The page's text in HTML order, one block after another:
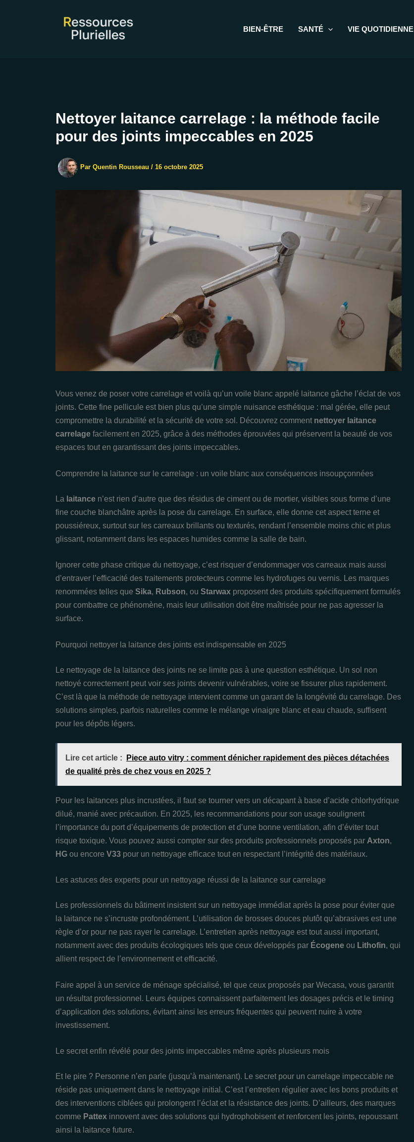
BIEN-ÊTRE SANTÉ VIE QUOTIDIENNE
Nettoyer laitance carrelage : la méthode facile
pour des joints impeccables en 2025
Par Quentin Rousseau / 16 octobre 2025
Vous venez de poser votre carrelage et voilà qu’un voile blanc appelé laitance gâche l’éclat de vos
joints. Cette fine pellicule est bien plus qu’une simple nuisance esthétique : mal gérée, elle peut
compromettre la durabilité et la sécurité de votre sol. Découvrez comment nettoyer laitance
carrelage facilement en 2025, grâce à des méthodes éprouvées qui préservent la beauté de vos
espaces tout en garantissant des joints impeccables.
Comprendre la laitance sur le carrelage : un voile blanc aux conséquences insoupçonnées
La laitance n’est rien d’autre que des résidus de ciment ou de mortier, visibles sous forme d’une
fine couche blanchâtre après la pose du carrelage. En surface, elle donne cet aspect terne et
poussiéreux, surtout sur les carreaux brillants ou texturés, rendant l’ensemble moins chic et plus
glissant, notamment dans les espaces humides comme la salle de bain.
Ignorer cette phase critique du nettoyage, c’est risquer d’endommager vos carreaux mais aussi
d’entraver l’efficacité des traitements protecteurs comme les hydrofuges ou vernis. Les marques
renommées telles que Sika, Rubson, ou Starwax proposent des produits spécifiquement formulés
pour combattre ce phénomène, mais leur utilisation doit être maîtrisée pour ne pas agresser la
surface.
Pourquoi nettoyer la laitance des joints est indispensable en 2025
Le nettoyage de la laitance des joints ne se limite pas à une question esthétique. Un sol non
nettoyé correctement peut voir ses joints devenir vulnérables, voire se fissurer plus rapidement.
C’est là que la méthode de nettoyage intervient comme un garant de la longévité du carrelage. Des
solutions simples, parfois naturelles comme le mélange vinaigre blanc et eau chaude, suffisent
pour les dépôts légers.
Lire cet article :
Piece auto vitry : comment dénicher rapidement des pièces détachées
de qualité près de chez vous en 2025 ?
Pour les laitances plus incrustées, il faut se tourner vers un décapant à base d’acide chlorhydrique
dilué, manié avec précaution. En 2025, les recommandations pour son usage soulignent
l’importance du port d’équipements de protection et d’une bonne ventilation, afin d’éviter tout
risque toxique. Vous pouvez aussi compter sur des produits professionnels proposés par Axton,
HG ou encore V33 pour un nettoyage efficace tout en respectant l’intégrité des matériaux.
Les astuces des experts pour un nettoyage réussi de la laitance sur carrelage
Les professionnels du bâtiment insistent sur un nettoyage immédiat après la pose pour éviter que
la laitance ne s’incruste profondément. L’utilisation de brosses douces plutôt qu’abrasives est une
règle d’or pour ne pas rayer le carrelage. L’entretien après nettoyage est tout aussi important,
notamment avec des produits écologiques tels que ceux développés par Écogene ou Lithofin, qui
allient respect de l’environnement et efficacité.
Faire appel à un service de ménage spécialisé, tel que ceux proposés par Wecasa, vous garantit
un résultat professionnel. Leurs équipes connaissent parfaitement les dosages précis et le timing
d’application des solutions, évitant ainsi les erreurs fréquentes qui peuvent nuire à votre
investissement.
Le secret enfin révélé pour des joints impeccables même après plusieurs mois
Et le pire ? Personne n’en parle (jusqu’à maintenant). Le secret pour un carrelage impeccable ne
réside pas uniquement dans le nettoyage initial. C’est l’entretien régulier avec les bons produits et
des interventions ciblées qui prolongent l’éclat et la résistance des joints. D’ailleurs, des marques
comme Pattex innovent avec des solutions qui hydrophobisent et renforcent les joints, repoussant
ainsi la laitance future.